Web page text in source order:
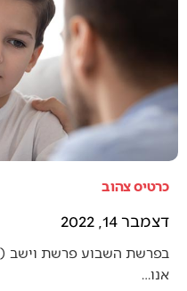
כרטיס צהוב
דצמבר 14, 2022
בפרשת השבוע פרשת וישב
אנו…